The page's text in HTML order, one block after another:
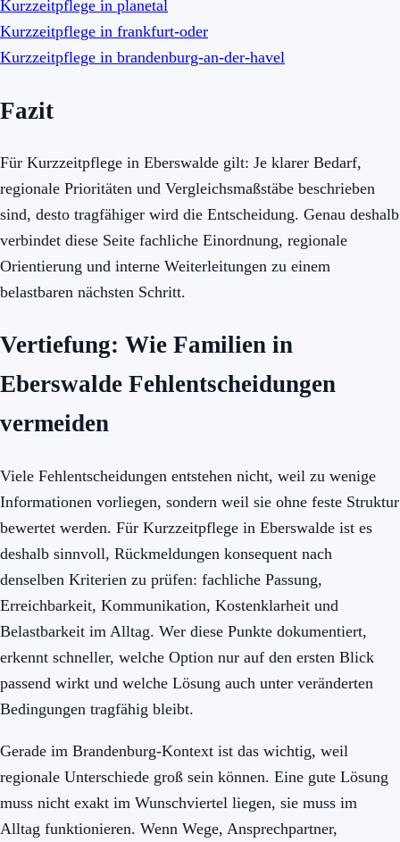
Kurzzeitpflege in planetal
Kurzzeitpflege in frankfurt-oder
Kurzzeitpflege in brandenburg-an-der-havel
Fazit
Für Kurzzeitpflege in Eberswalde gilt: Je klarer Bedarf,
regionale Prioritäten und Vergleichsmaßstäbe beschrieben
sind, desto tragfähiger wird die Entscheidung. Genau deshalb
verbindet diese Seite fachliche Einordnung, regionale
Orientierung und interne Weiterleitungen zu einem
belastbaren nächsten Schritt.
Vertiefung: Wie Familien in
Eberswalde Fehlentscheidungen
vermeiden
Viele Fehlentscheidungen entstehen nicht, weil zu wenige
Informationen vorliegen, sondern weil sie ohne feste Struktur
bewertet werden. Für Kurzzeitpflege in Eberswalde ist es
deshalb sinnvoll, Rückmeldungen konsequent nach
denselben Kriterien zu prüfen: fachliche Passung,
Erreichbarkeit, Kommunikation, Kostenklarheit und
Belastbarkeit im Alltag. Wer diese Punkte dokumentiert,
erkennt schneller, welche Option nur auf den ersten Blick
passend wirkt und welche Lösung auch unter veränderten
Bedingungen tragfähig bleibt.
Gerade im Brandenburg-Kontext ist das wichtig, weil
regionale Unterschiede groß sein können. Eine gute Lösung
muss nicht exakt im Wunschviertel liegen, sie muss im
Alltag funktionieren. Wenn Wege, Ansprechpartner,